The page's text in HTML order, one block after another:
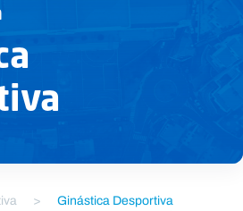
> Ginástica Desportiva